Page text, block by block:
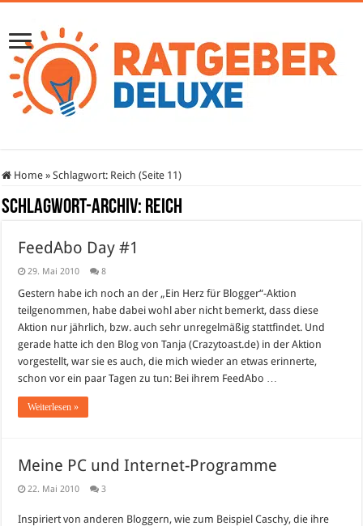
Home » Schlagwort: Reich (Seite 11)
Schlagwort-Archiv: Reich
FeedAbo Day #1
29. Mai 2010 8
Gestern habe ich noch an der „Ein Herz für Blogger“-Aktion
teilgenommen, habe dabei wohl aber nicht bemerkt, dass diese
Aktion nur jährlich, bzw. auch sehr unregelmäßig stattfindet. Und
gerade hatte ich den Blog von Tanja (Crazytoast.de) in der Aktion
vorgestellt, war sie es auch, die mich wieder an etwas erinnerte,
schon vor ein paar Tagen zu tun: Bei ihrem FeedAbo …
Weiterlesen »
Meine PC und Internet-Programme
22. Mai 2010 3
Inspiriert von anderen Bloggern, wie zum Beispiel Caschy, die ihre